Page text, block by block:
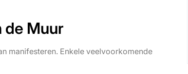
de Muur
manifesteren. Enkele veelvoorkomende